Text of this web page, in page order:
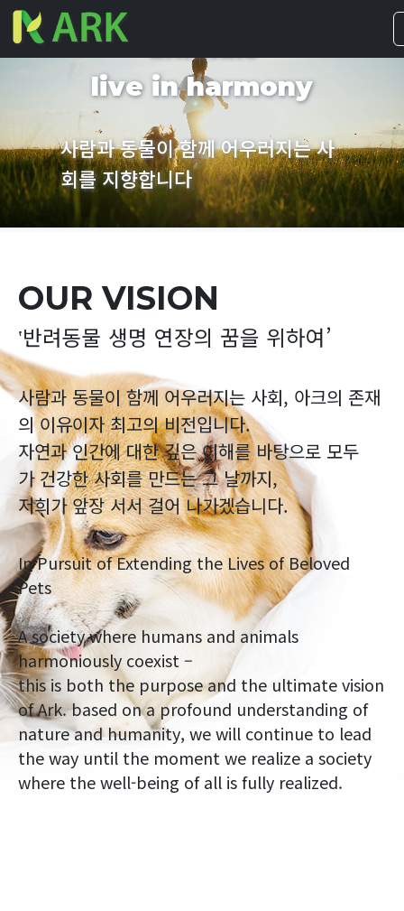
where people and
live in harmony
사람과 동물이 함께 어우러지는 사
회를 지향합니다
OUR VISION
‛반려동물 생명 연장의 꿈을 위하여’
사람과 동물이 함께 어우러지는 사회, 아크의 존재
의 이유이자 최고의 비전입니다.
자연과 인간에 대한 깊은 이해를 바탕으로 모두
가 건강한 사회를 만드는 그 날까지,
저희가 앞장 서서 걸어 나가겠습니다.
In Pursuit of Extending the Lives of Beloved
Pets
A society where humans and animals
harmoniously coexist –
this is both the purpose and the ultimate vision
of Ark. based on a profound understanding of
nature and humanity, we will continue to lead
the way until the moment we realize a society
where the well-being of all is fully realized.